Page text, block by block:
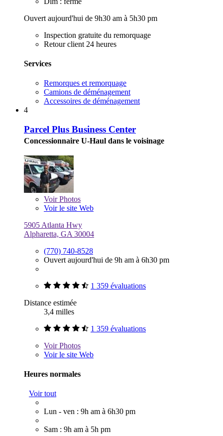
Ouvert aujourd'hui de 9h30 am à 5h30 pm
Inspection gratuite du remorquage
Retour client 24 heures
Services
Remorques et remorquage
Camions de déménagement
Accessoires de déménagement
4
Parcel Plus Business Center
Concessionnaire U-Haul dans le voisinage
VoirPhotos
Voir le site Web
5905 Atlanta Hwy
Alpharetta, GA 30004
(770) 740-8528
Ouvert aujourd'hui de 9h am à 6h30 pm
1 359 évaluations
Distance estimée
3,4 milles
1 359 évaluations
VoirPhotos
Voir le site Web
Heures normales
Voir tout
Lun - ven : 9h am à 6h30 pm
Sam : 9h am à 5h pm